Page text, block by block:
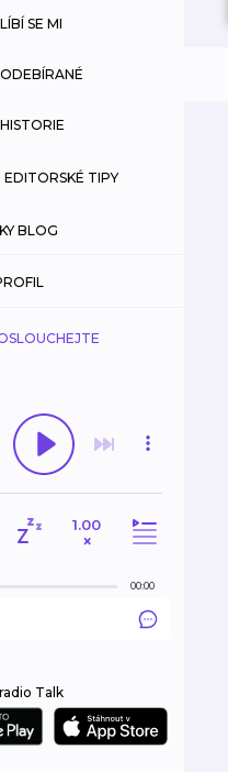
HISTORIE
LÍBÍ SE MI
ODEBÍRANÉ
HISTORIE
EDITORSKÉ TIPY
BLOG
1.00
×
00:00
Talk